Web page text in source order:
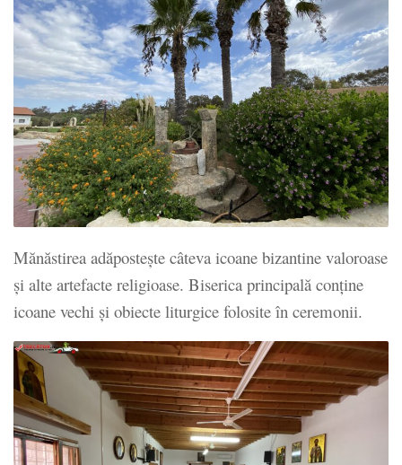
Mănăstirea adăpostește câteva icoane bizantine valoroase
și alte artefacte religioase. Biserica principală conține
icoane vechi și obiecte liturgice folosite în ceremonii.